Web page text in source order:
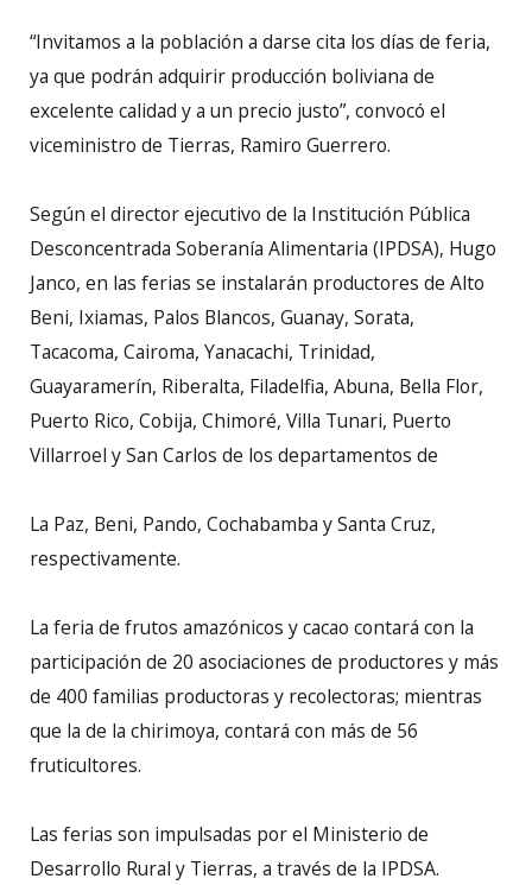
“Invitamos a la población a darse cita los días de feria,
ya que podrán adquirir producción boliviana de
excelente calidad y a un precio justo”, convocó el
viceministro de Tierras, Ramiro Guerrero.
Según el director ejecutivo de la Institución Pública
Desconcentrada Soberanía Alimentaria (IPDSA), Hugo
Janco, en las ferias se instalarán productores de Alto
Beni, Ixiamas, Palos Blancos, Guanay, Sorata,
Tacacoma, Cairoma, Yanacachi, Trinidad,
Guayaramerín, Riberalta, Filadelfia, Abuna, Bella Flor,
Puerto Rico, Cobija, Chimoré, Villa Tunari, Puerto
Villarroel y San Carlos de los departamentos de
La Paz, Beni, Pando, Cochabamba y Santa Cruz,
respectivamente.
La feria de frutos amazónicos y cacao contará con la
participación de 20 asociaciones de productores y más
de 400 familias productoras y recolectoras; mientras
que la de la chirimoya, contará con más de 56
fruticultores.
Las ferias son impulsadas por el Ministerio de
Desarrollo Rural y Tierras, a través de la IPDSA.